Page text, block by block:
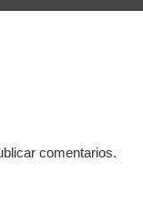
comentarios.